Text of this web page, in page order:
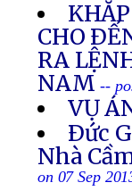
CHO
RA
NAM--
VỤ
Ðức
Nhà
on 07 Sep